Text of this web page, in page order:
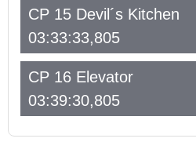
CP 15 Devil´s Kitchen
03:33:33,805
CP 16 Elevator
03:39:30,805